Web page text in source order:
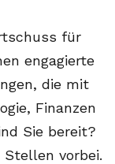
für
engagierte
die mit
Finanzen
Sie bereit?
Stellen vorbei.